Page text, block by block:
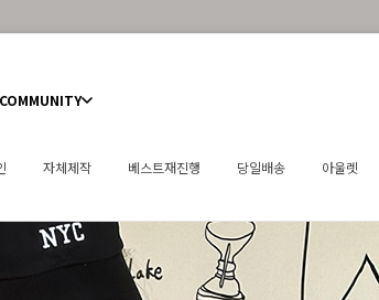
COMMUNITY
자체제작 베스트재진행 당일배송 아울렛